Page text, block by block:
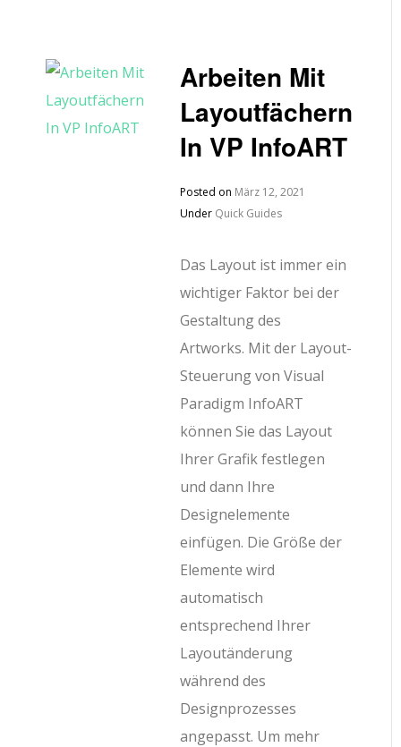
Arbeiten Mit
Layoutfächern
In VP InfoART
Posted on März 12, 2021
Under Quick Guides
Das Layout ist immer ein
wichtiger Faktor bei der
Gestaltung des
Artworks. Mit der Layout-
Steuerung von Visual
Paradigm InfoART
können Sie das Layout
Ihrer Grafik festlegen
und dann Ihre
Designelemente
einfügen. Die Größe der
Elemente wird
automatisch
entsprechend Ihrer
Layoutänderung
während des
Designprozesses
angepasst. Um mehr